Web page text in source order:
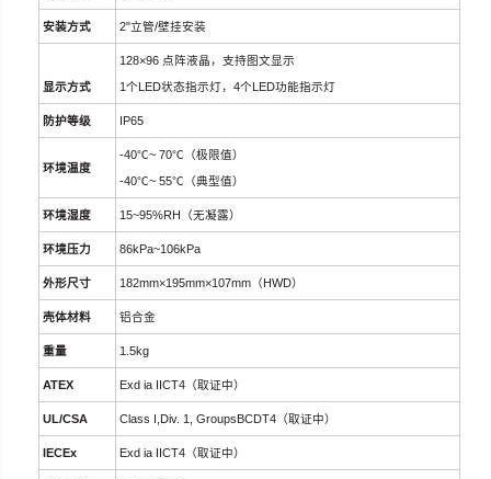
安装方式 2"立管/壁挂安装
显示方式
128×96 点阵液晶，支持图文显示
1个LED状态指示灯， 4个LED功能指示灯
防护等级 IP65
环境温度
-40℃~ 70℃ （极限值）
-40℃~ 55℃ （典型值）
环境湿度 15~95%RH（无凝露）
环境压力 86kPa~106kPa
外形尺寸 182mm×195mm×107mm（HWD）
壳体材料 铝合金
重量 1.5kg
ATEX Exd ia IICT4（取证中）
UL/CSA Class I,Div. 1, GroupsBCDT4（取证中）
IECEx Exd ia IICT4（取证中）